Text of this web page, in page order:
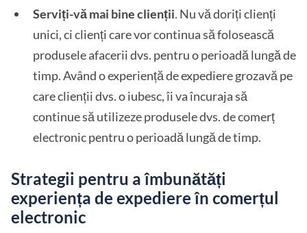
Serviți-vă mai bine clienții. Nu vă doriți clienți
unici, ci clienți care vor continua să folosească
produsele afacerii dvs. pentru o perioadă lungă de
timp. Având o experiență de expediere grozavă pe
care clienții dvs. o iubesc, îi va încuraja să
continue să utilizeze produsele dvs. de comerț
electronic pentru o perioadă lungă de timp.
Strategii pentru a îmbunătăți
experiența de expediere în comerțul
electronic